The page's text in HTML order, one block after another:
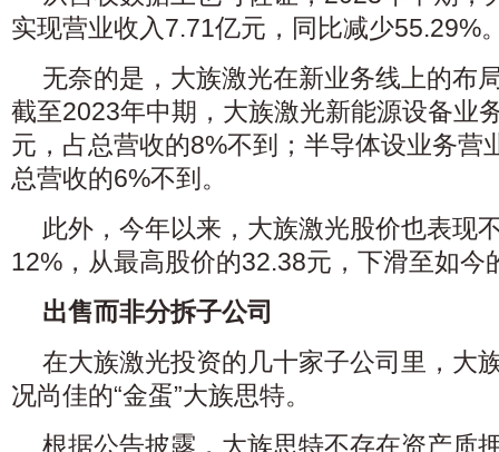
实现营业收入7.71亿元，同比减少55.29%
无奈的是，大族激光在新业务线上的布
截至2023年中期，大族激光新能源设备业
元，占总营收的8%不到；半导体设业务营
总营收的6%不到。
此外，今年以来，大族激光股价也表现
12%，从最高股价的32.38元，下滑至如今
出售而非分拆子公司
在大族激光投资的几十家子公司里，大
况尚佳的“金蛋”大族思特。
根据公告披露，大族思特不存在资产质